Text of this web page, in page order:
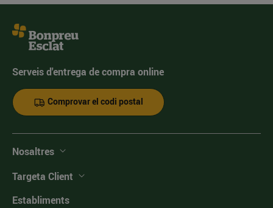
Serveis d'entrega de compra online
Comprovar el codi postal
Nosaltres
Targeta Client
Establiments